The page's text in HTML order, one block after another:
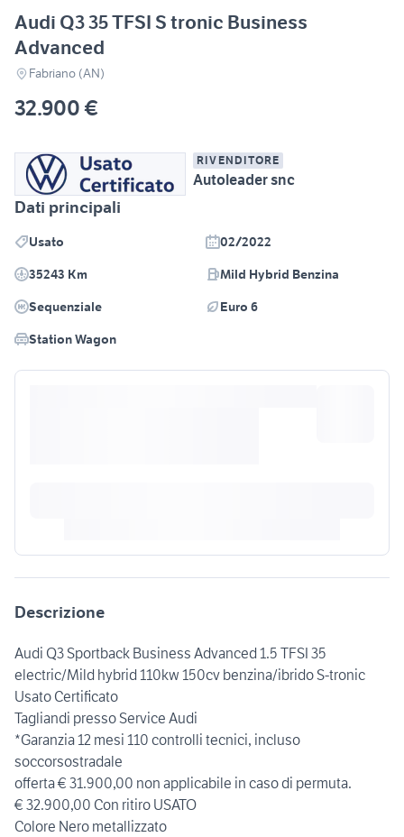
Audi Q3 35 TFSI S tronic Business
Advanced
Fabriano (AN)
32.900 €
RIVENDITORE
Autoleader snc
Dati principali
Usato
02/2022
35243 Km
Mild Hybrid Benzina
Sequenziale
Euro 6
Station Wagon
Descrizione
Audi Q3 Sportback Business Advanced 1.5 TFSI 35
electric/Mild hybrid 110kw 150cv benzina/ibrido S-tronic
Usato Certificato
Tagliandi presso Service Audi
*Garanzia 12 mesi 110 controlli tecnici, incluso
soccorsostradale
offerta € 31.900,00 non applicabile in caso di permuta.
€ 32.900,00 Con ritiro USATO
Colore Nero metallizzato